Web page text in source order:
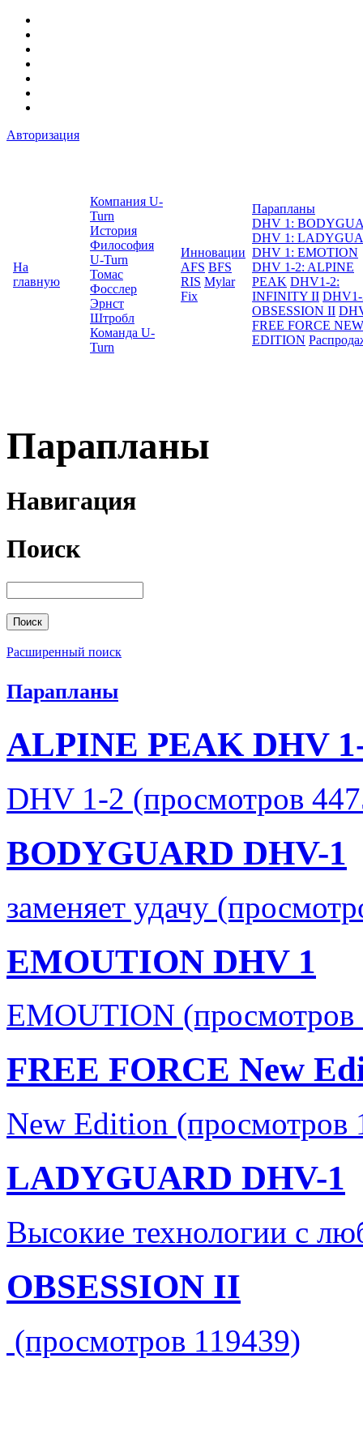
Авторизация
На
главную
Компания U-
Turn
История
Философия
U-Turn
Томас
Фосслер
Эрнст
Штробл
Команда U-
Turn
Инновации
AFS BFS
RIS Mylar
Fix
Парапланы
DHV 1:
DHV 1:
DHV 1: EMOTION
DHV 1-2: ALPINE
PEAK DHV1-2:
INFINITY II
OBSESSION II
FREE FORCE NEW
EDITION
Парапланы
Навигация
Поиск
Расширенный поиск
Парапланы
ALPINE PEAK DHV
DHV 1-2 (просмотров
BODYGUARD DHV-1
заменяет удачу
EMOUTION DHV 1
EMOUTION (просмотров
FREE FORCE New
New Edition (просмотров
LADYGUARD DHV-1
Высокие технологии с
OBSESSION II
(просмотров 119439)